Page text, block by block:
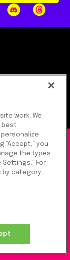
(2016) Ltd.
Policy|Cookie
a FinTech
via regulated
work. We
best
“Accept,” you
the types
Settings.” For
by category,